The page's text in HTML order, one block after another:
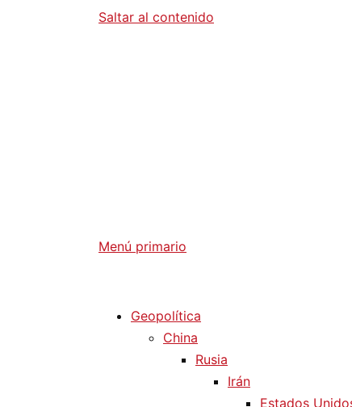
Saltar al contenido
Menú primario
Geopolítica
China
Rusia
Irán
Estados